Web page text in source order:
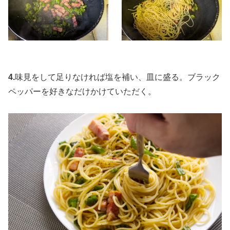
4.味見をして足りなければ塩を補い、皿に盛る。ブラック
ペッパーを好きなだけかけていただく。